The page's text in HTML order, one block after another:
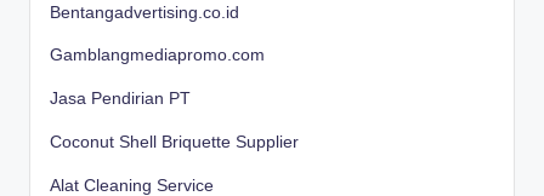
Bentangadvertising.co.id
Gamblangmediapromo.com
Jasa Pendirian PT
Coconut Shell Briquette Supplier
Alat Cleaning Service